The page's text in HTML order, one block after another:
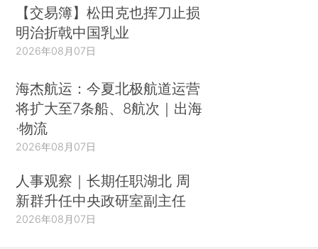
【交易簿】松田克也挥刀止损
明治折戟中国乳业
2026年08月07日
海杰航运：今夏北极航道运营
将扩大至7条船、8航次｜出海
·物流
2026年08月07日
人事观察｜长期任职湖北 周
新群升任中央政研室副主任
2026年08月07日